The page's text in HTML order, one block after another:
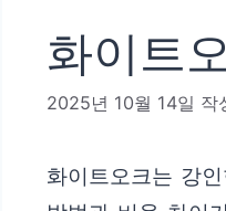
화이트
2025년 10월 14일 작
화이트오크는 강